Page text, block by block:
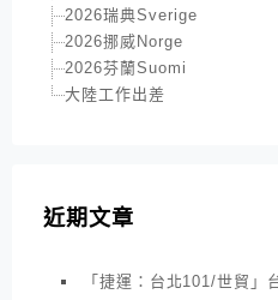
2026瑞典Sverige
2026挪威Norge
2026芬蘭Suomi
大陸工作出差
近期文章
「捷運：台北101/世貿